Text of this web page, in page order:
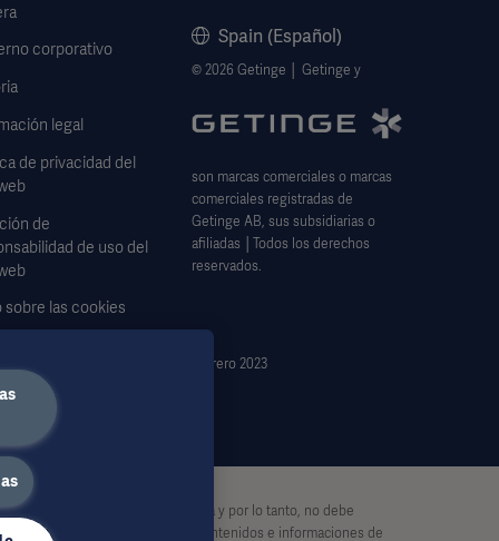
corporativo
legal
de privacidad del
de
de uso del
sobre las cookies
Spain (Español)
© 2026 Getinge │ Getinge y
son marcas comerciales o marcas
comerciales registradas de
Getinge AB, sus subsidiarias o
afiliadas │Todos los derechos
reservados.
febrero 2023
información no es exhaustiva y por lo tanto, no debe
o por la manipulación de los contenidos e informaciones de